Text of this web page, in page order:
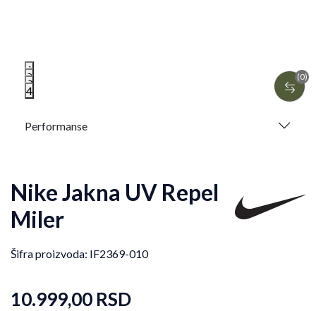
(0)
1
2
3
4
Performanse
Nike Jakna UV Repel
Miler
Šifra proizvoda: IF2369-010
10.999,00 RSD